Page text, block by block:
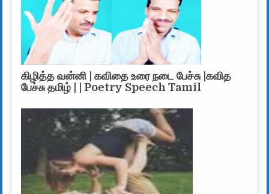
கிழித்த வன்னி | கவிதை உரை நடை பேச்சு |கவித
பேச்சு தமிழ் | | Poetry Speech Tamil